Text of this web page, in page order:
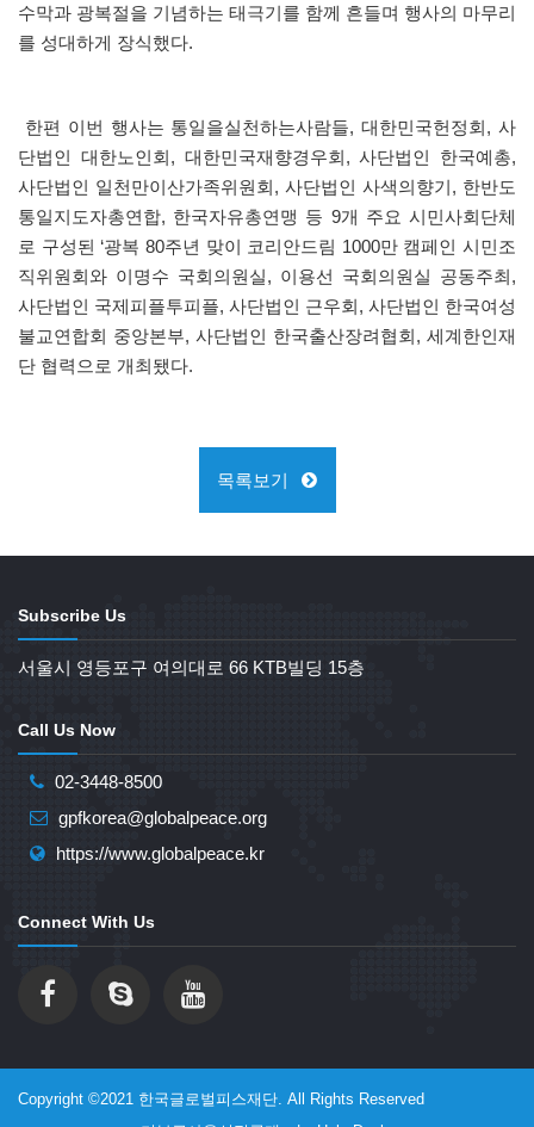
수막과 광복절을 기념하는 태극기를 함께 흔들며 행사의 마무리
를 성대하게 장식했다.
한편 이번 행사는 통일을실천하는사람들, 대한민국헌정회, 사
단법인 대한노인회, 대한민국재향경우회, 사단법인 한국예총,
사단법인 일천만이산가족위원회, 사단법인 사색의향기, 한반도
통일지도자총연합, 한국자유총연맹 등 9개 주요 시민사회단체
로 구성된 ‘광복 80주년 맞이 코리안드림 1000만 캠페인 시민조
직위원회와 이명수 국회의원실, 이용선 국회의원실 공동주최,
사단법인 국제피플투피플, 사단법인 근우회, 사단법인 한국여성
불교연합회 중앙본부, 사단법인 한국출산장려협회, 세계한인재
단 협력으로 개최됐다.
목록보기
Subscribe Us
서울시 영등포구 여의대로 66 KTB빌딩 15층
Call Us Now
02-3448-8500
gpfkorea@globalpeace.org
https://www.globalpeace.kr
Connect With Us
Copyright ©2021 한국글로벌피스재단. All Rights Reserved